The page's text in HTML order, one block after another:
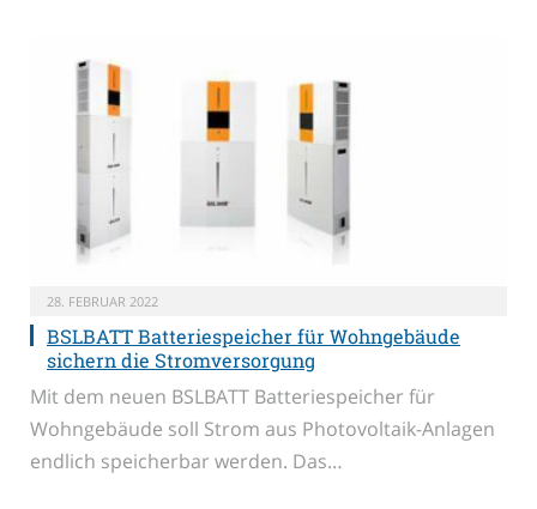
28. FEBRUAR 2022
BSLBATT Batteriespeicher für Wohngebäude
sichern die Stromversorgung
Mit dem neuen BSLBATT Batteriespeicher für
Wohngebäude soll Strom aus Photovoltaik-Anlagen
endlich speicherbar werden. Das…